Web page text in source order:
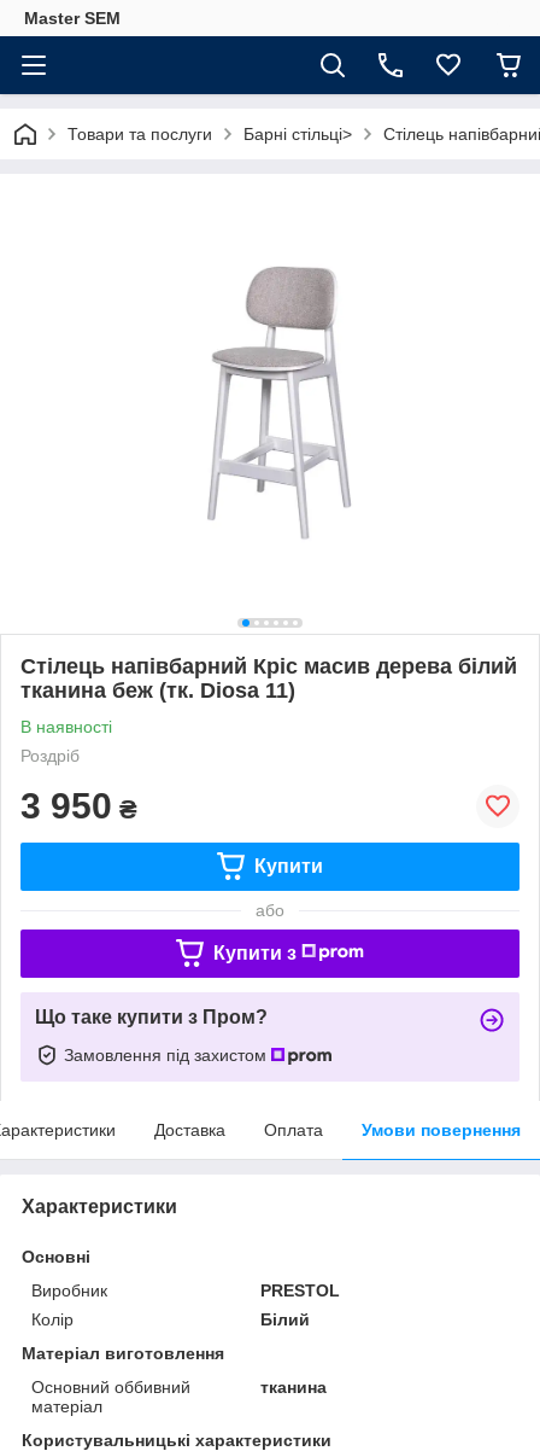
Master SEM
Товари та послуги Барні стільці> Стілець
Стілець напівбарний Кріс масив дерева білий
тканина беж (тк. Diosa 11)
В наявності
Роздріб
3 950 ₴
Купити
або
Купити з
Що таке купити з Пром?
Замовлення під захистом
Доставка Оплата Умови повернення
Характеристики
Основні
Виробник
PRESTOL
Колір
Білий
Матеріал виготовлення
Основний оббивний
матеріал
тканина
Користувальницькі характеристики